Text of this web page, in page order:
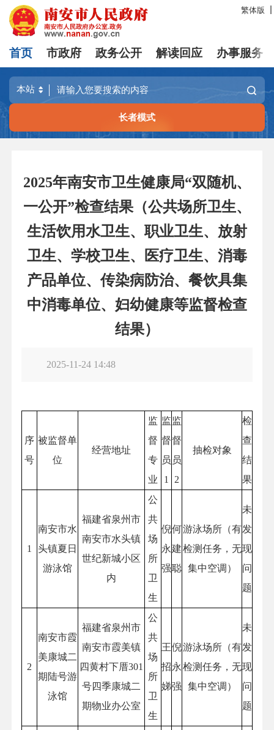
繁体版
首页 市政府 政务公开 解读回应 办事服务
长者模式
2025年南安市卫生健康局“双随机、
一公开”检查结果（公共场所卫生、
生活饮用水卫生、职业卫生、放射
卫生、学校卫生、医疗卫生、消毒
产品单位、传染病防治、餐饮具集
中消毒单位、妇幼健康等监督检查
结果）
2025-11-24 14:48
序
号
被监督单
位
经营地址
监
督
专
业
监
督
员
1
监
督
员
2
抽检对象
检
查
结
果
1
南安市水
头镇夏日
游泳馆
福建省泉州市
南安市水头镇
世纪新城小区
内
公
共
场
所
卫
生
倪
永
强
何
建
聪
游泳场所（有
检测任务，无
集中空调）
未
发
现
问
题
2
南安市霞
美康城二
期陆号游
泳馆
福建省泉州市
南安市霞美镇
四黄村下厝301
号四季康城二
期物业办公室
公
共
场
所
卫
生
王
招
娣
倪
永
强
游泳场所（有
检测任务，无
集中空调）
未
发
现
问
题